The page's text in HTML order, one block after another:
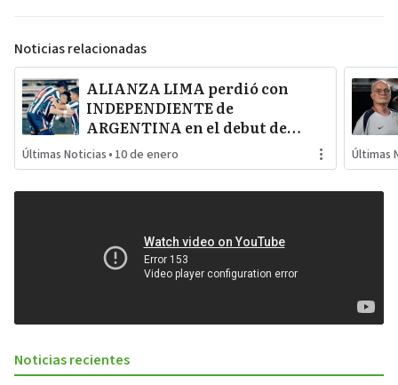
Noticias relacionadas
ALIANZA LIMA perdió con
INDEPENDIENTE de
ARGENTINA en el debut de
PABLO GUEDE en la serie RÍO DE
LA PLATA de URUGUAY
Últimas Noticias • 10 de enero Últimas
Noticias recientes